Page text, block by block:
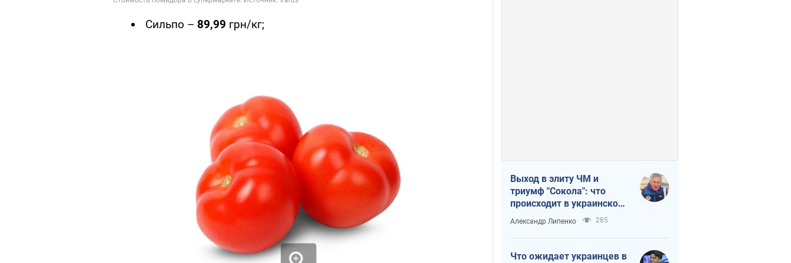
Сильпо – 89,99 грн/кг;
Выход в элиту ЧМ и
триумф "Сокола": что
происходит в украинском
хоккее
Александр Липенко 285
Что ожидает украинцев в